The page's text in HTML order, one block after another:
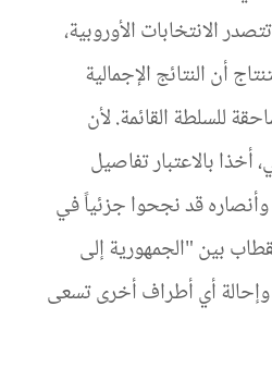
الانتخابات الأوروبية،
أن النتائج الإجمالية
للسلطة القائمة. لأن
بالاعتبار تفاصيل
قد نجحوا جزئياً في
بين "الجمهورية إلى
وإحالة أي أطراف أخرى تسعى